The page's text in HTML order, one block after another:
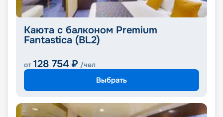
Каюта с балконом Premium
Fantastica (BL2)
от 128 754 ₽ /чел
Выбрать